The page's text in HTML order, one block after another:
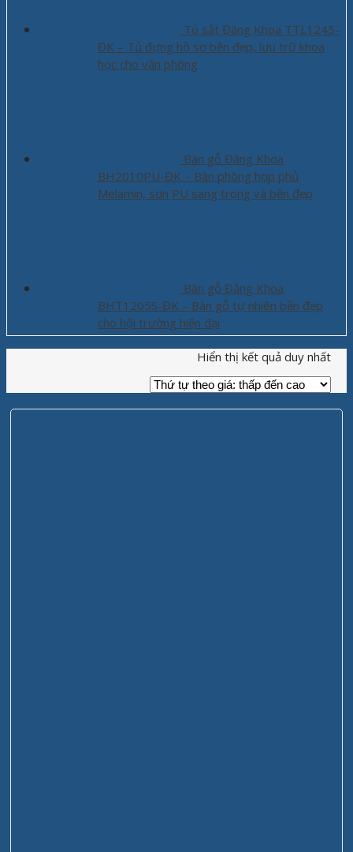
Tủ sắt Đăng Khoa TTL1245-
ĐK – Tủ đựng hồ sơ bền đẹp, lưu trữ khoa
học cho văn phòng
Bàn gỗ Đăng Khoa
BH2010PU-ĐK – Bàn phòng họp phủ
Melamin, sơn PU sang trọng và bền đẹp
Bàn gỗ Đăng Khoa
BHT1205S-ĐK – Bàn gỗ tự nhiên bền đẹp
cho hội trường hiện đại
Hiển thị kết quả duy nhất